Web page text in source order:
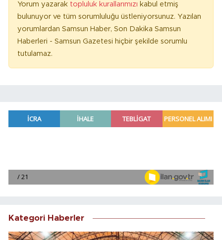
Yorum yazarak topluluk kurallarımızı kabul etmiş
bulunuyor ve tüm sorumluluğu üstleniyorsunuz. Yazılan
yorumlardan Samsun Haber, Son Dakika Samsun
Haberleri - Samsun Gazetesi hiçbir şekilde sorumlu
tutulamaz.
Kategori Haberler